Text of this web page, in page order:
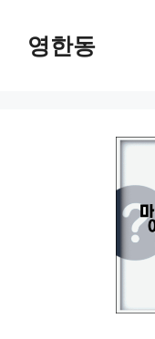
영한동